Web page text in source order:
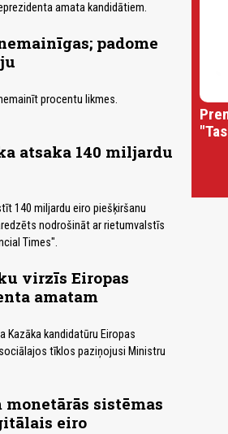
amata kandidātiem.
padome
procentu likmes.
atsaka 140 miljardu
140 miljardu eiro piešķiršanu
nodrošināt ar rietumvalstīs
Times".
virzīs Eiropas
amatam
Kazāka kandidatūru Eiropas
tīklos paziņojusi Ministru
sistēmas
eiro